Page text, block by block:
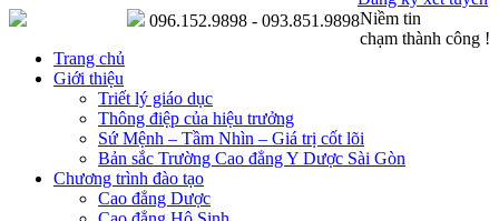
Niềm tin
chạm thành công !
096.152.9898 - 093.851.9898
Trang chủ
Giới thiệu
Triết lý giáo dục
Thông điệp của hiệu trưởng
Sứ Mệnh – Tầm Nhìn – Giá trị cốt lõi
Bản sắc Trường Cao đẳng Y Dược Sài Gòn
Chương trình đào tạo
Cao đẳng Dược